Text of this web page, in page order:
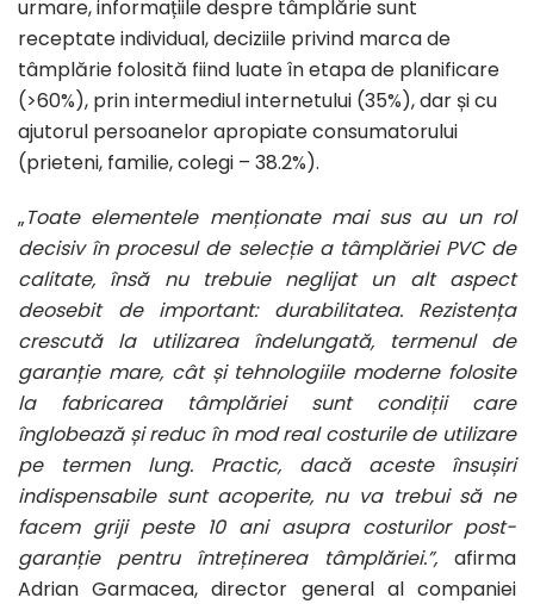
urmare, informațiile despre tâmplărie sunt
receptate individual, deciziile privind marca de
tâmplărie folosită fiind luate în etapa de planificare
(>60%), prin intermediul internetului (35%), dar și cu
ajutorul persoanelor apropiate consumatorului
(prieteni, familie, colegi – 38.2%).
„Toate elementele menționate mai sus au un rol
decisiv în procesul de selecție a tâmplăriei PVC de
calitate, însă nu trebuie neglijat un alt aspect
deosebit de important: durabilitatea. Rezistența
crescută la utilizarea îndelungată, termenul de
garanție mare, cât și tehnologiile moderne folosite
la fabricarea tâmplăriei sunt condiții care
înglobează și reduc în mod real costurile de utilizare
pe termen lung. Practic, dacă aceste însușiri
indispensabile sunt acoperite, nu va trebui să ne
facem griji peste 10 ani asupra costurilor post-
garanție pentru întreținerea tâmplăriei.”, afirma
Adrian Garmacea, director general al companiei